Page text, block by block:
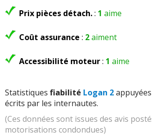
Prix pièces détach.: 1 aime
Coût assurance : 2aiment
Accessibilité moteur: 1 aime
Statistiques fiabilité Logan 2
écrits par les internautes.
(Ces données sont issues des avis
motorisations condondues)